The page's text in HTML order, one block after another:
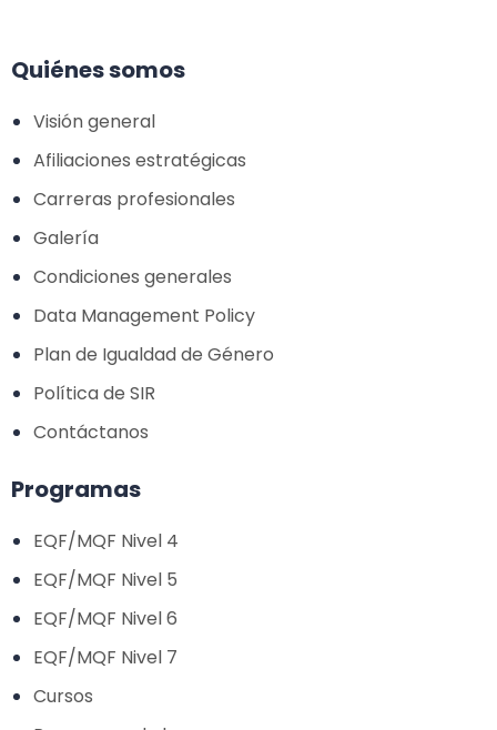
Quiénes somos
Visión general
Afiliaciones estratégicas
Carreras profesionales
Galería
Condiciones generales
Data Management Policy
Plan de Igualdad de Género
Política de SIR
Contáctanos
Programas
EQF/MQF Nivel 4
EQF/MQF Nivel 5
EQF/MQF Nivel 6
EQF/MQF Nivel 7
Cursos